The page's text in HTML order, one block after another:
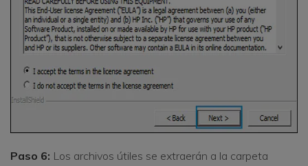
Paso 6: Los archivos útiles se extraerán a la carpeta